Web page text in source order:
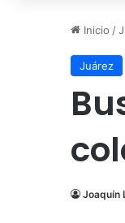
Inicio /
Juárez
Joaquín